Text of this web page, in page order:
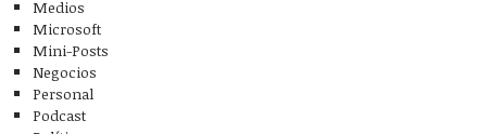
Medios
Microsoft
Mini-Posts
Negocios
Personal
Podcast